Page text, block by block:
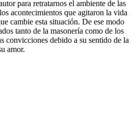
para retratarnos el ambiente de las
acontecimientos que agitaron la vida
cambie esta situación. De ese modo
tanto de la masonería como de los
convicciones debido a su sentido de la
amor.